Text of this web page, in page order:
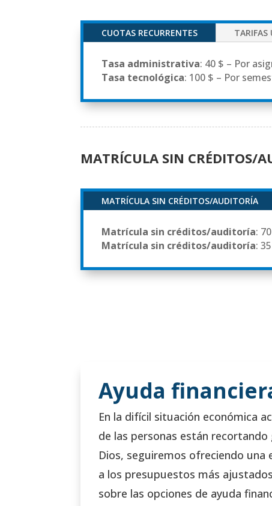
CUOTAS RECURRENTES TARIFAS
Tasa administrativa: 40 $ – Por
Tasa tecnológica: 100 $ – Por
MATRÍCULA SIN CRÉDITOS/
MATRÍCULA SIN CRÉDITOS/AUDITORÍA
Matrícula sin créditos/auditoría:
Matrícula sin créditos/auditoría:
Ayuda
En la difícil situación económica
de las personas están
Dios, seguiremos ofreciendo una
a los presupuestos más
sobre las opciones de ayuda